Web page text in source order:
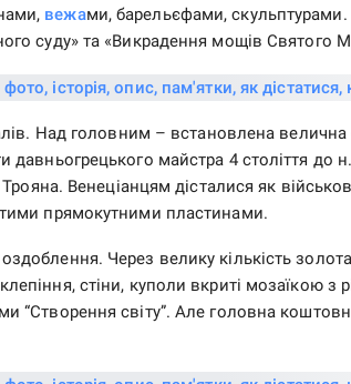
вежами, барельєфами, скульптурами.
суду» та «Викрадення мощів Святого
Над головним – встановлена
давньогрецького майстра 4 століття до
Венеціанцям дісталися як
прямокутними пластинами.
Через велику кількість
стіни, куполи вкриті мозаїкою з
“Створення світу”. Але головна